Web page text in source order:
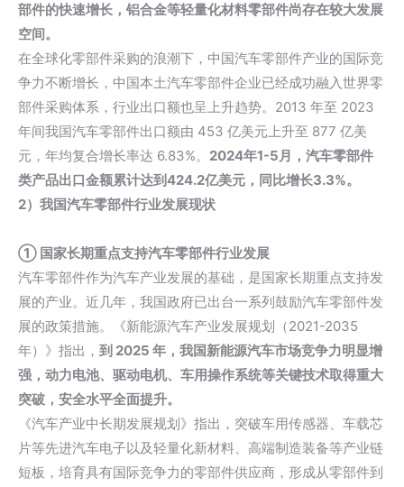
部件的快速增长，铝合金等轻量化材料零部件尚存在较大发展
空间。
在全球化零部件采购的浪潮下，中国汽车零部件产业的国际竞
争力不断增长，中国本土汽车零部件企业已经成功融入世界零
部件采购体系，行业出口额也呈上升趋势。2013 年至 2023
年间我国汽车零部件出口额由 453 亿美元上升至 877 亿美
元，年均复合增长率达 6.83%。 2024年1-5月，汽车零部件
类产品出口金额累计达到424.2亿美元，同比增长3.3%。
2）我国汽车零部件行业发展现状
① 国家长期重点支持汽车零部件行业发展
汽车零部件作为汽车产业发展的基础，是国家长期重点支持发
展的产业。近几年，我国政府已出台一系列鼓励汽车零部件发
展的政策措施。《新能源汽车产业发展规划（2021-2035
年）》指出， 到 2025 年，我国新能源汽车市场竞争力明显增
强，动力电池、驱动电机、车用操作系统等关键技术取得重大
突破，安全水平全面提升。
《汽车产业中长期发展规划》指出，突破车用传感器、车载芯
片等先进汽车电子以及轻量化新材料、高端制造装备等产业链
短板，培育具有国际竞争力的零部件供应商，形成从零部件到